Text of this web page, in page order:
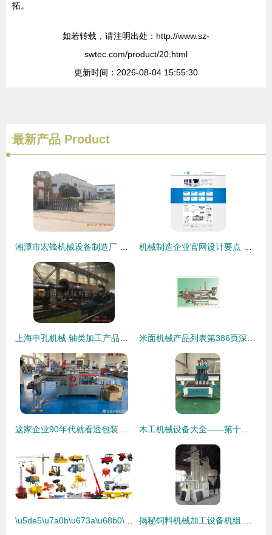
拓。
如若转载，请注明出处：http://www.sz-
swtec.com/product/20.html
更新时间：2026-08-04 15:55:30
最新产品 Product